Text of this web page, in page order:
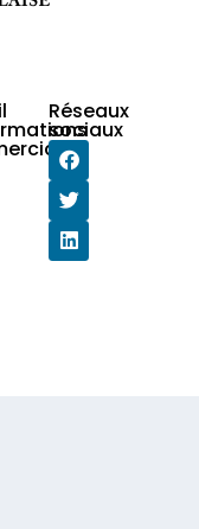
Réseaux
sociaux